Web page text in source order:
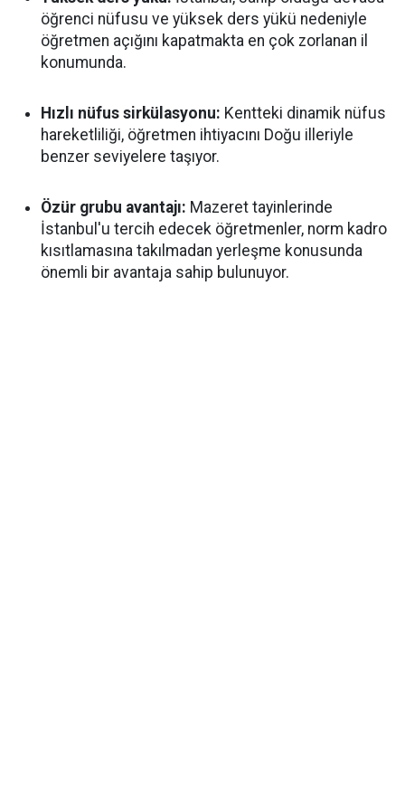
öğrenci nüfusu ve yüksek ders yükü nedeniyle
öğretmen açığını kapatmakta en çok zorlanan il
konumunda.
Hızlı nüfus sirkülasyonu: Kentteki dinamik nüfus
hareketliliği, öğretmen ihtiyacını Doğu illeriyle
benzer seviyelere taşıyor.
Özür grubu avantajı: Mazeret tayinlerinde
İstanbul'u tercih edecek öğretmenler, norm kadro
kısıtlamasına takılmadan yerleşme konusunda
önemli bir avantaja sahip bulunuyor.